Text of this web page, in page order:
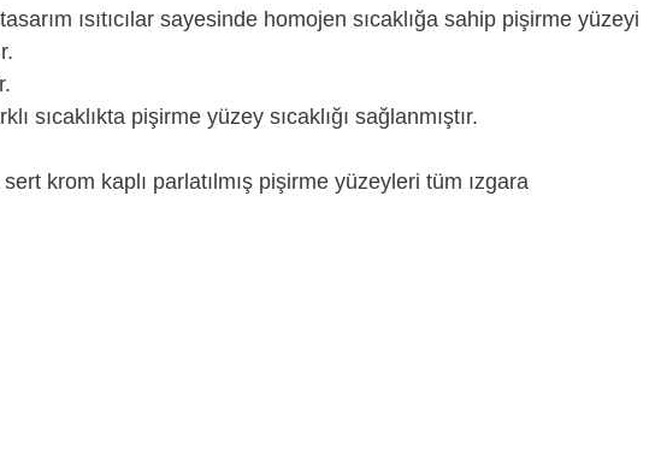
ısıtıcılar sayesinde homojen sıcaklığa sahip pişirme yüzeyi
sıcaklıkta pişirme yüzey sıcaklığı sağlanmıştır.
krom kaplı parlatılmış pişirme yüzeyleri tüm ızgara